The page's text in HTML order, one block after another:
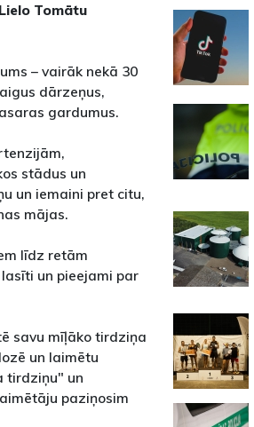
Tomātu
– vairāk nekā 30
dārzeņus,
gardumus.
stādus un
un iemaini pret citu,
mājas.
līdz retām
un pieejami par
savu mīļāko tirdziņa
un laimētu
tirdziņu" un
paziņosim